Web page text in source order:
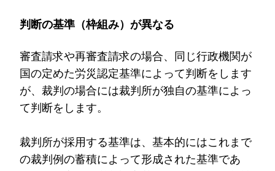
判断の基準（枠組み）が異なる
審査請求や再審査請求の場合、同じ行政機関が
国の定めた労災認定基準によって判断をします
が、裁判の場合には裁判所が独自の基準によっ
て判断をします。
裁判所が採用する基準は、基本的にはこれまで
の裁判例の蓄積によって形成された基準であ